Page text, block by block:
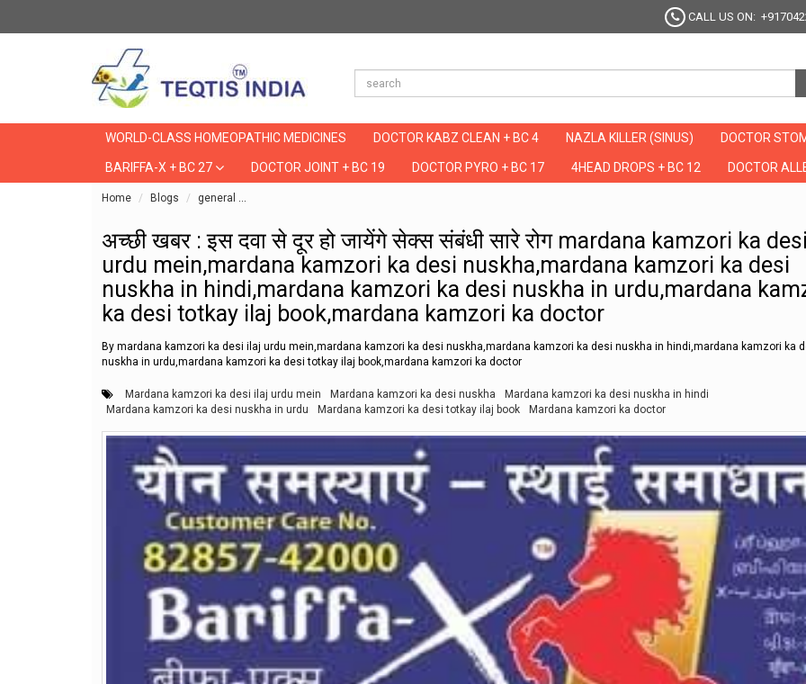
CALL US ON:
WORLD-CLASS HOMEOPATHIC MEDICINES DOCTOR KABZ CLEAN + BC 4 NAZLA KILLER (SINUS) DOCTOR
BARIFFA-X + BC 27 DOCTOR JOINT + BC 19 DOCTOR PYRO + BC 17 4HEAD DROPS + BC 12 DOCTOR
Home Blogs general
अच्छी खबर : इस दवा से दूर हो जायेंगे सेक्स संबंधी सारे रोग mardana kamzori ka
urdu mein,mardana kamzori ka desi nuskha,mardana kamzori ka desi
nuskha in hindi,mardana kamzori ka desi nuskha in urdu,mardana
ka desi totkay ilaj book,mardana kamzori ka doctor
By mardana kamzori ka desi ilaj urdu mein,mardana kamzori ka desi nuskha,mardana kamzori ka desi nuskha in hindi,mardana kamzori ka
nuskha in urdu,mardana kamzori ka desi totkay ilaj book,mardana kamzori ka doctor
Mardana kamzori ka desi ilaj urdu mein Mardana kamzori ka desi nuskha
Mardana kamzori ka desi nuskha in hindi
Mardana kamzori ka desi nuskha in urdu
Mardana kamzori ka desi totkay ilaj book Mardana kamzori ka doctor